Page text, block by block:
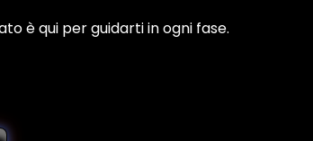
è qui per guidarti in ogni fase.